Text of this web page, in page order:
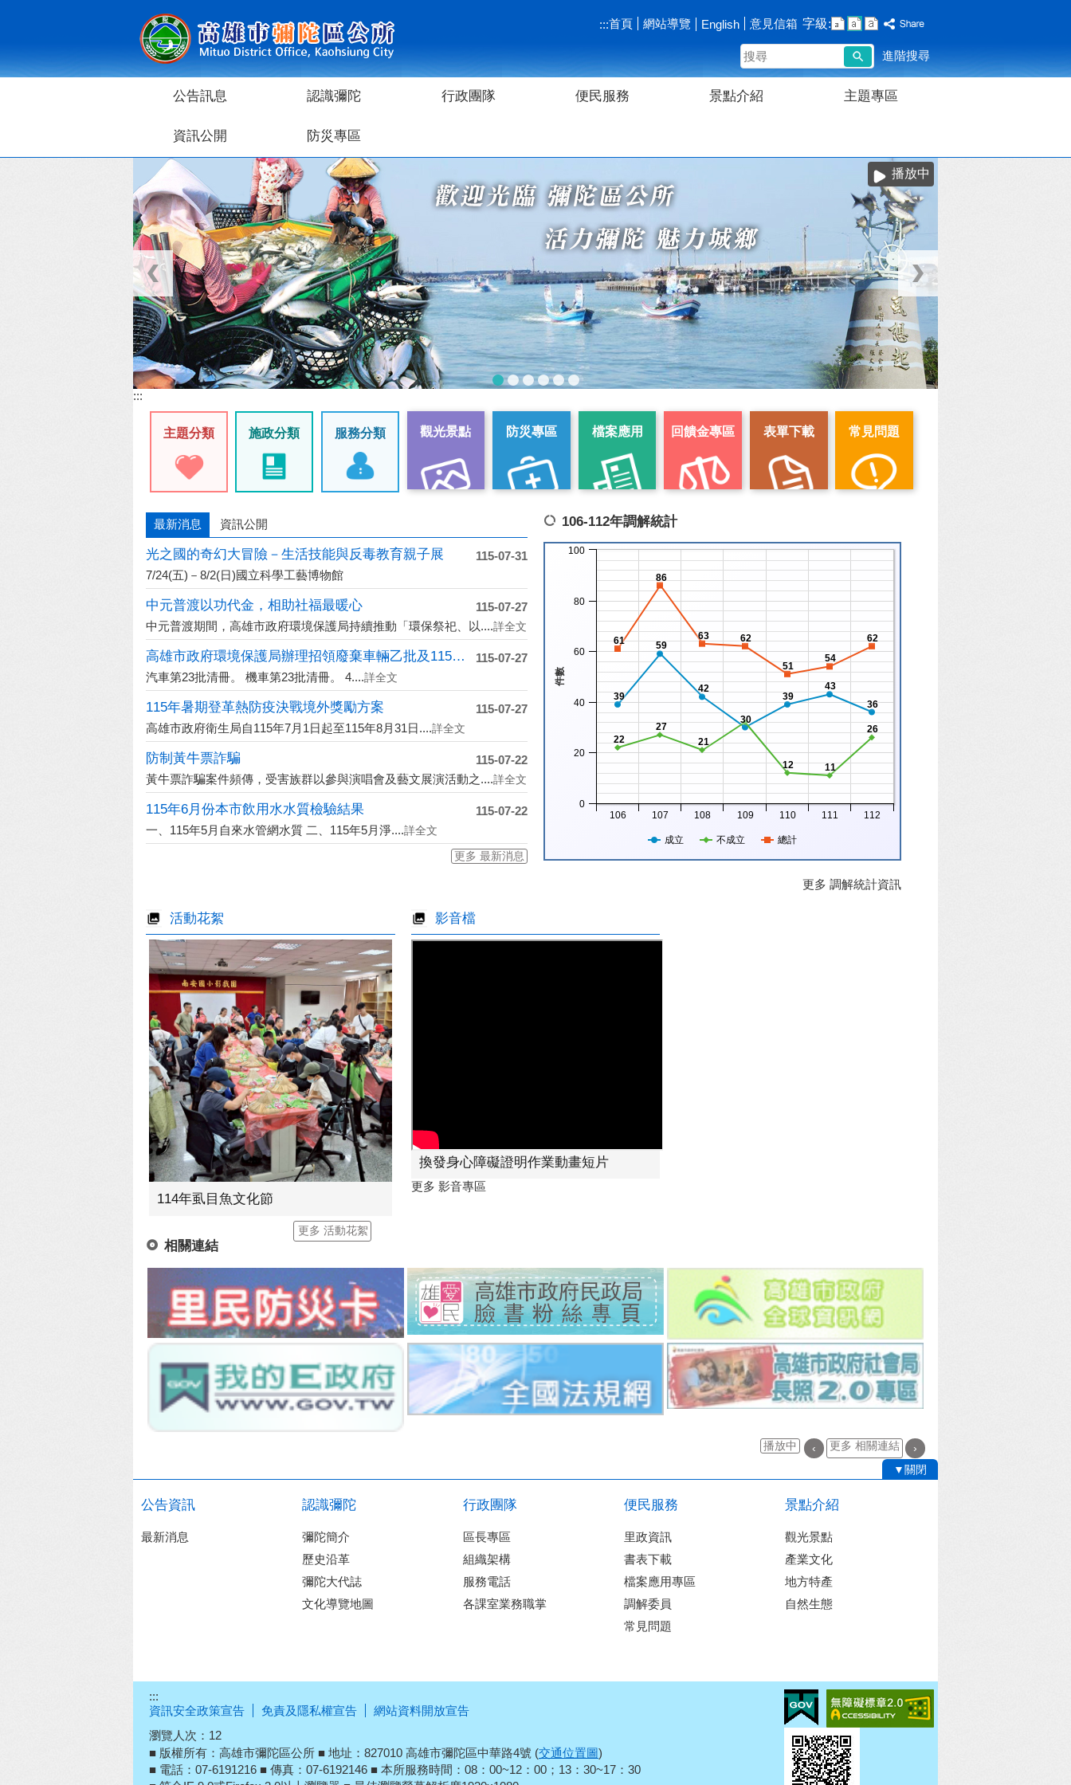
:::首頁 網站導覽 English 意見信箱 字級:
搜
尋
進階搜尋
公告訊息 認識彌陀 行政團隊 便民服務 景點介紹 主題專區
資訊公開 防災專區
播放中
:::
主題分類 施政分類 服務分類 觀光景點 防災專區 檔案應用 回饋金專區 表單下載 常見問題
最新消息 資訊公開
115-07-31
光之國的奇幻大冒險－生活技能與反毒教育親子展
7/24(五)－8/2(日)國立科學工藝博物館
115-07-27
中元普渡以功代金，相助社福最暖心
中元普渡期間，高雄市政府環境保護局持續推動「環保祭祀、以....詳全文
115-07-27
高雄市政府環境保護局辦理招領廢棄車輛乙批及115年....
汽車第23批清冊。 機車第23批清冊。 4....詳全文
115-07-27
115年暑期登革熱防疫決戰境外獎勵方案
高雄市政府衛生局自115年7月1日起至115年8月31日....詳全文
115-07-22
防制黃牛票詐騙
黃牛票詐騙案件頻傳，受害族群以參與演唱會及藝文展演活動之....詳全文
115-07-22
115年6月份本市飲用水水質檢驗結果
一、115年5月自來水管網水質 二、115年5月淨....詳全文
更多 最新消息
106-112年調解統計
件數
39
59
42
30
39
43
36
22
27
21
12 11
26
61
86
63 62
51
54
62
成立 不成立 總計
106 107 108 109 110 111 112
0
20
40
60
80
100
更多 調解統計資訊
活動花絮
114年虱目魚文化節
更多 活動花絮
影音檔
換發身心障礙證明作業動畫短片
更多 影音專區
相關連結
播放中 ‹ 更多 相關連結
›
▼關閉
公告資訊
最新消息
認識彌陀
彌陀簡介
歷史沿革
彌陀大代誌
文化導覽地圖
行政團隊
區長專區
組織架構
服務電話
各課室業務職掌
便民服務
里政資訊
書表下載
檔案應用專區
調解委員
常見問題
景點介紹
觀光景點
產業文化
地方特產
自然生態
:::
資訊安全政策宣告
免責及隱私權宣告
網站資料開放宣告
瀏覽人次： 12
■ 版權所有：高雄市彌陀區公所 ■ 地址：827010 高雄市彌陀區中華路4號 (交通位置圖)
■ 電話：07-6191216 ■ 傳真：07-6192146 ■ 本所服務時間：08：00~12：00；13：30~17：30